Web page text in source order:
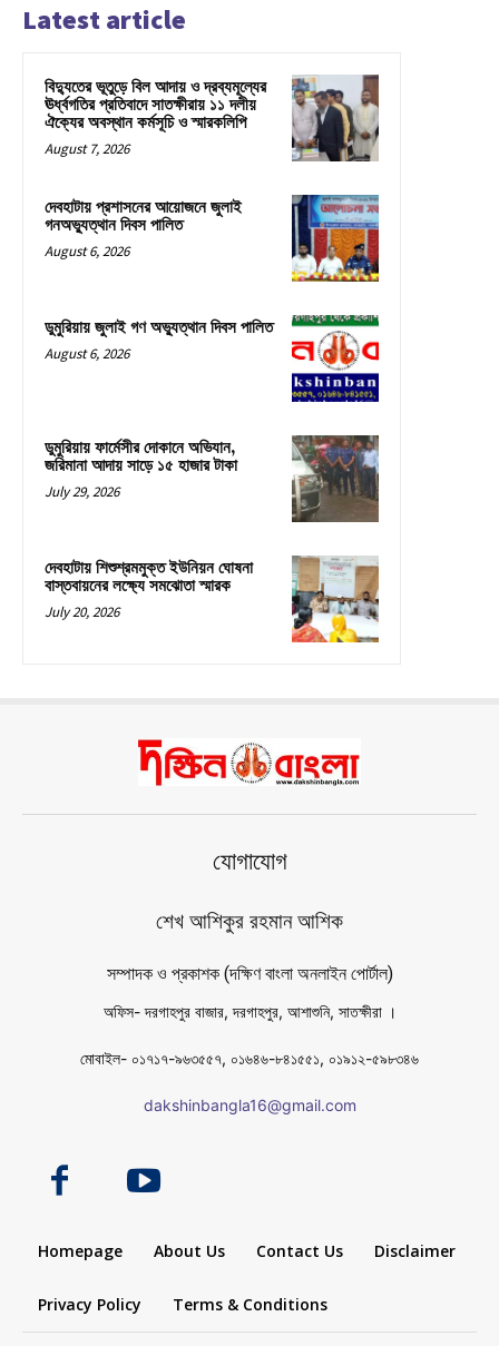
Latest article
বিদ্যুতের ভূতুড়ে বিল আদায় ও দ্রব্যমূল্যের
ঊর্ধ্বগতির প্রতিবাদে সাতক্ষীরায় ১১ দলীয়
ঐক্যের অবস্থান কর্মসূচি ও স্মারকলিপি
August 7, 2026
দেবহাটায় প্রশাসনের আয়োজনে জুলাই
গনঅভ্যুত্থান দিবস পালিত
August 6, 2026
ডুমুরিয়ায় জুলাই গণ অভ্যুত্থান দিবস পালিত
August 6, 2026
ডুমুরিয়ায় ফার্মেসীর দোকানে অভিযান,
জরিমানা আদায় সাড়ে ১৫ হাজার টাকা
July 29, 2026
দেবহাটায় শিশুশ্রমমুক্ত ইউনিয়ন ঘোষনা
বাস্তবায়নের লক্ষ্যে সমঝোতা স্মারক
July 20, 2026
যোগাযোগ
শেখ আশিকুর রহমান আশিক
সম্পাদক ও প্রকাশক (দক্ষিণ বাংলা অনলাইন পোর্টাল)
অফিস- দরগাহপুর বাজার, দরগাহপুর, আশাশুনি, সাতক্ষীরা ।
মোবাইল- ০১৭১৭-৯৬৩৫৫৭, ০১৬৪৬-৮৪১৫৫১, ০১৯১২-৫৯৮৩৪৬
dakshinbangla16@gmail.com
Homepage About Us Contact Us Disclaimer
Privacy Policy Terms & Conditions